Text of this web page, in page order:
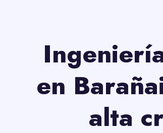
en
alta